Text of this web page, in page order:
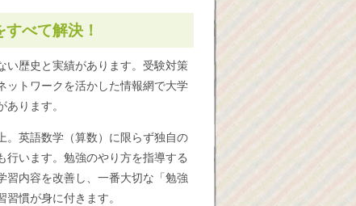
べて解決！
い歴史と実績があります。受験対策
ットワークを活かした情報網で大学
ります。
。英語数学（算数）に限らず独自の
行います。勉強のやり方を指導する
習内容を改善し、一番大切な「勉強
慣が身に付きます。